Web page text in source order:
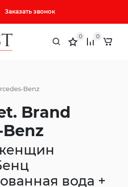
Заказать звонок
0 0
Benz
Brand
вода +